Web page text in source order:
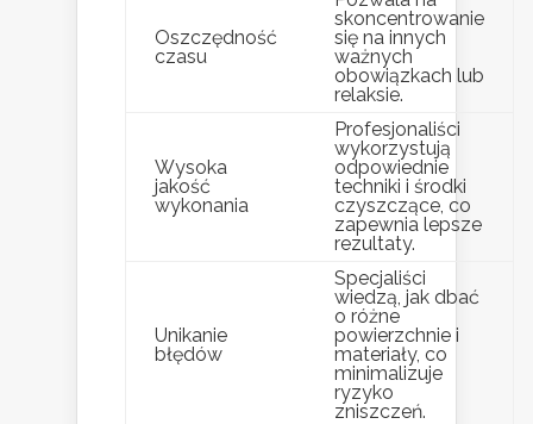
Oszczędność
czasu
skoncentrowanie
się na innych
ważnych
obowiązkach lub
relaksie.
Wysoka
jakość
wykonania
Profesjonaliści
wykorzystują
odpowiednie
techniki i środki
czyszczące, co
zapewnia lepsze
rezultaty.
Unikanie
błędów
Specjaliści
wiedzą, jak dbać
o różne
powierzchnie i
materiały, co
minimalizuje
ryzyko
zniszczeń.